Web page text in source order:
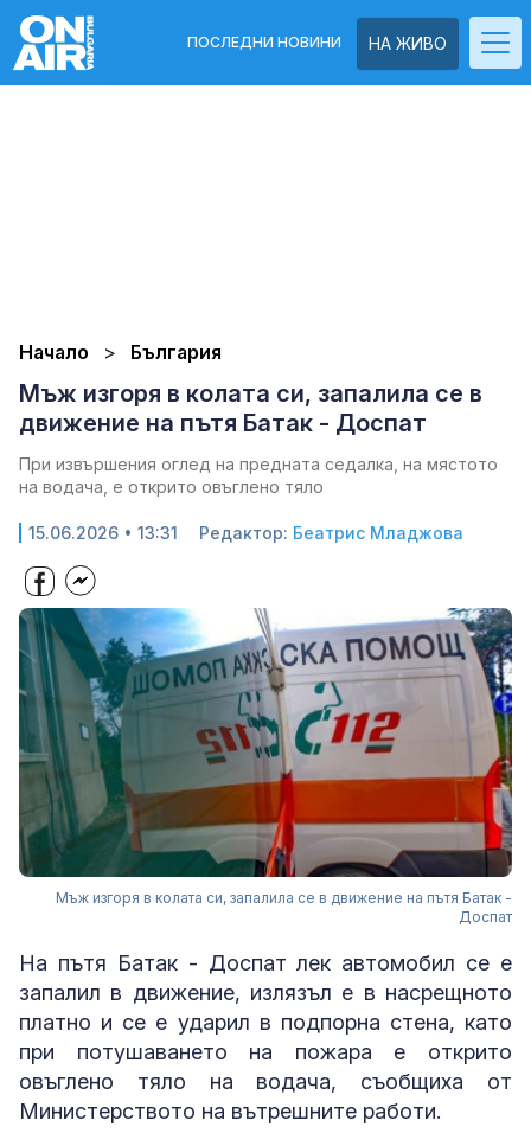
НА ЖИВО
ПОСЛЕДНИ НОВИНИ
Начало България
Мъж изгоря в колата си, запалила се в
движение на пътя Батак - Доспат
При извършения оглед на предната седалка, на мястото
на водача, е открито овъглено тяло
15.06.2026 • 13:31 Редактор: Беатрис Младжова
Мъж изгоря в колата си, запалила се в движение на пътя Батак -
Доспат
На пътя Батак - Доспат лек автомобил се е
запалил в движение, излязъл е в насрещното
платно и се е ударил в подпорна стена, като
при потушаването на пожара е открито
овъглено тяло на водача, съобщиха от
Министерството на вътрешните работи.